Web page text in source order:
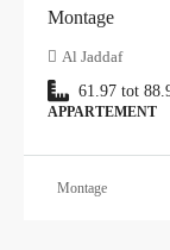
Montage
Al Jaddaf
61.97 tot
APPARTEMENT
Montage